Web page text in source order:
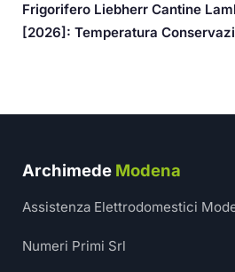
Frigorifero Liebherr Cantine
[2026]: Temperatura
Archimede Modena
Assistenza Elettrodomestici
Numeri Primi Srl